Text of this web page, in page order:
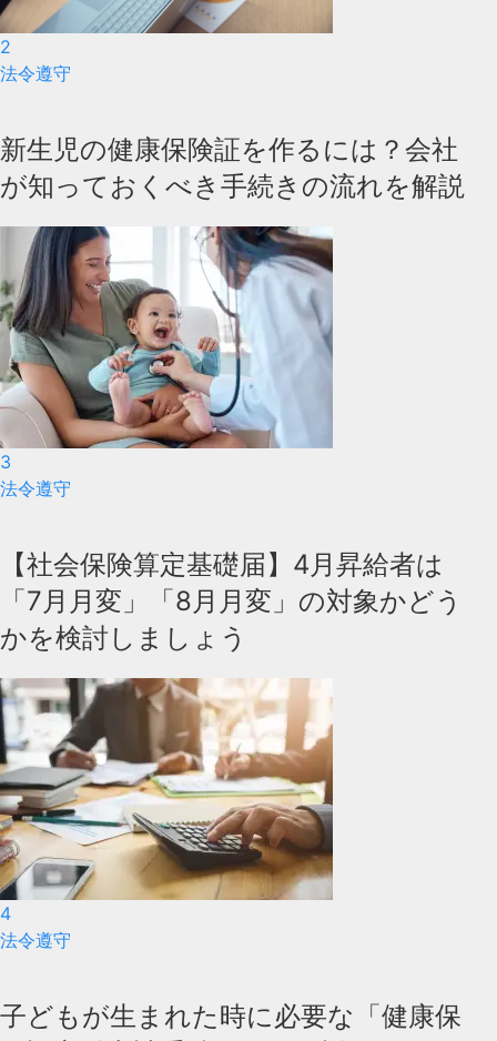
2
法令遵守
新生児の健康保険証を作るには？会社
が知っておくべき手続きの流れを解説
3
法令遵守
【社会保険算定基礎届】4月昇給者は
「7月月変」「8月月変」の対象かどう
かを検討しましょう
4
法令遵守
子どもが生まれた時に必要な「健康保